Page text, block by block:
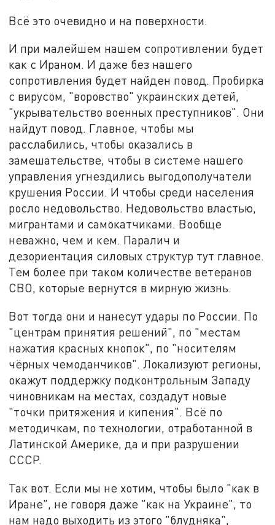
Всё это очевидно и на поверхности.
И при малейшем нашем сопротивлении будет
как с Ираном. И даже без нашего
сопротивления будет найден повод. Пробирка
с вирусом, "воровство" украинских детей,
"укрывательство военных преступников". Они
найдут повод. Главное, чтобы мы
расслабились, чтобы оказались в
замешательстве, чтобы в системе нашего
управления угнездились выгодополучатели
крушения России. И чтобы среди населения
росло недовольство. Недовольство властью,
мигрантами и самокатчиками. Вообще
неважно, чем и кем. Паралич и
дезориентация силовых структур тут главное.
Тем более при таком количестве ветеранов
СВО, которые вернутся в мирную жизнь.
Вот тогда они и нанесут удары по России. По
"центрам принятия решений", по "местам
нажатия красных кнопок", по "носителям
чёрных чемоданчиков". Локализуют регионы,
окажут поддержку подконтрольным Западу
чиновникам на местах, создадут новые
"точки притяжения и кипения". Всё по
методичкам, по технологии, отработанной в
Латинской Америке, да и при разрушении
СССР.
Так вот. Если мы не хотим, чтобы было "как в
Иране", не говоря даже "как на Украине", то
нам надо выходить из этого "блудняка",